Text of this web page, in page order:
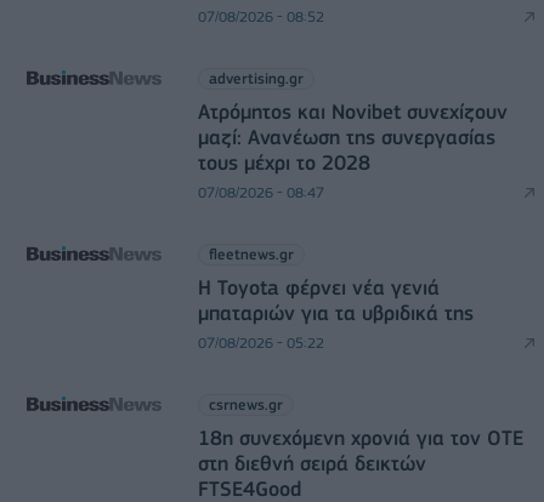
07/08/2026 - 08:52
advertising.gr
Ατρόμητος και Novibet συνεχίζουν
μαζί: Ανανέωση της συνεργασίας
τους μέχρι το 2028
07/08/2026 - 08:47
fleetnews.gr
Η Toyota φέρνει νέα γενιά
μπαταριών για τα υβριδικά της
07/08/2026 - 05:22
csrnews.gr
18η συνεχόμενη χρονιά για τον ΟΤΕ
στη διεθνή σειρά δεικτών
FTSE4Good